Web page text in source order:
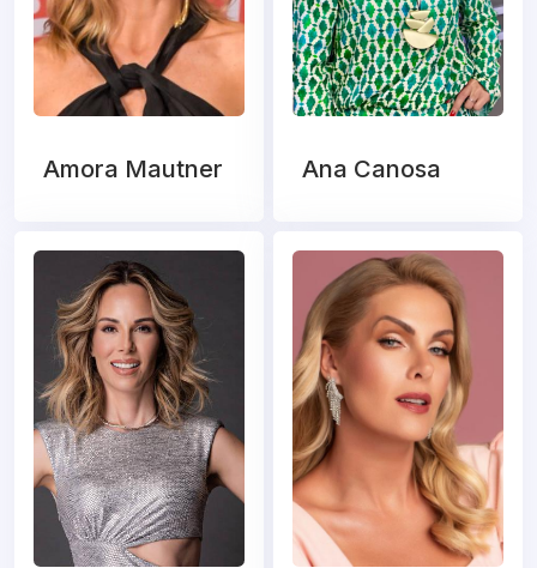
Amora Mautner Ana Canosa